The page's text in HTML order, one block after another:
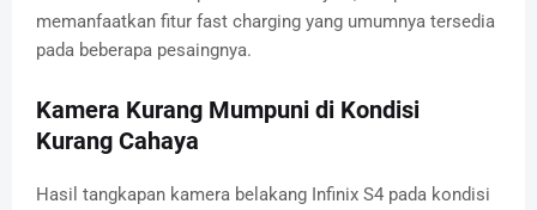
memanfaatkan fitur fast charging yang umumnya tersedia
pada beberapa pesaingnya.
Kamera Kurang Mumpuni di Kondisi
Kurang Cahaya
Hasil tangkapan kamera belakang Infinix S4 pada kondisi